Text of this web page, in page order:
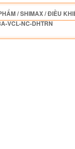
/SHIMAX/ĐIỀU
VCL-NC-DHTRN